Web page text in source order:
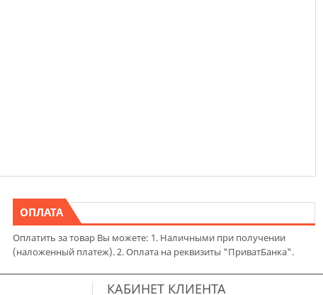
ОПЛАТА
Оплатить за товар Вы можете: 1. Наличными при получении
(наложенный платеж). 2. Оплата на реквизиты "ПриватБанка".
КАБИНЕТ КЛИЕНТА